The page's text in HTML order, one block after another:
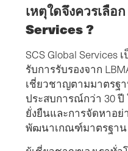
เหตุใดจึงควรเลือ
Services ?
SCS Global Services
รับการรับรองจาก
เชี่ยวชาญตามมาตรฐา
ประสบการณ์กว่า 30
ยั่งยืนและการจัดหาอย่
พัฒนาเกณฑ์มาตรฐาน